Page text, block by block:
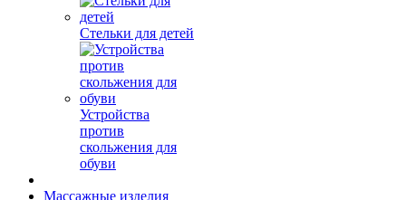
Стельки для детей
Устройства
против
скольжения для
обуви
Массажные изделия